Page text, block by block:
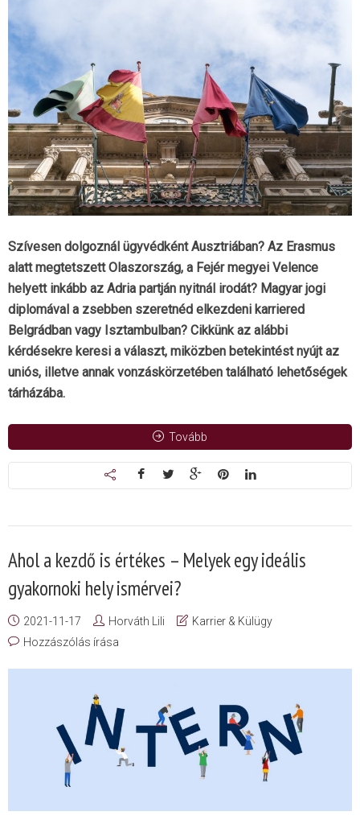
Szívesen dolgoznál ügyvédként Ausztriában? Az Erasmus
alatt megtetszett Olaszország, a Fejér megyei Velence
helyett inkább az Adria partján nyitnál irodát? Magyar jogi
diplomával a zsebben szeretnéd elkezdeni karriered
Belgrádban vagy Isztambulban? Cikkünk az alábbi
kérdésekre keresi a választ, miközben betekintést nyújt az
uniós, illetve annak vonzáskörzetében található lehetőségek
tárházába.
Tovább
Ahol a kezdő is értékes – Melyek egy ideális
gyakornoki hely ismérvei?
2021-11-17 Horváth Lili
Karrier & Külügy
Hozzászólás írása